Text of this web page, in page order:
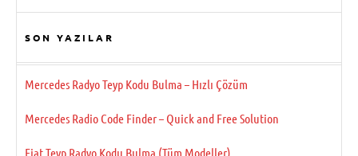
SON YAZILAR
Mercedes Radyo Teyp Kodu Bulma – Hızlı Çözüm
Mercedes Radio Code Finder – Quick and Free Solution
Fiat Teyp Radyo Kodu Bulma (Tüm Modeller)